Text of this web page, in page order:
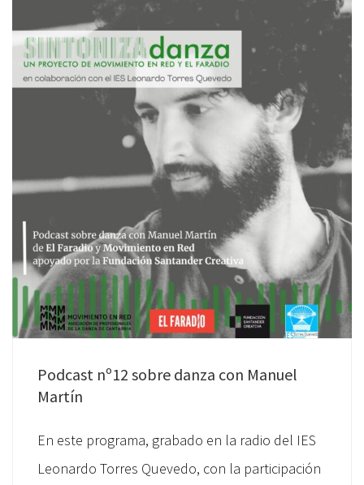
Podcast nº12 sobre danza con Manuel
Martín
En este programa, grabado en la radio del IES
Leonardo Torres Quevedo, con la participación